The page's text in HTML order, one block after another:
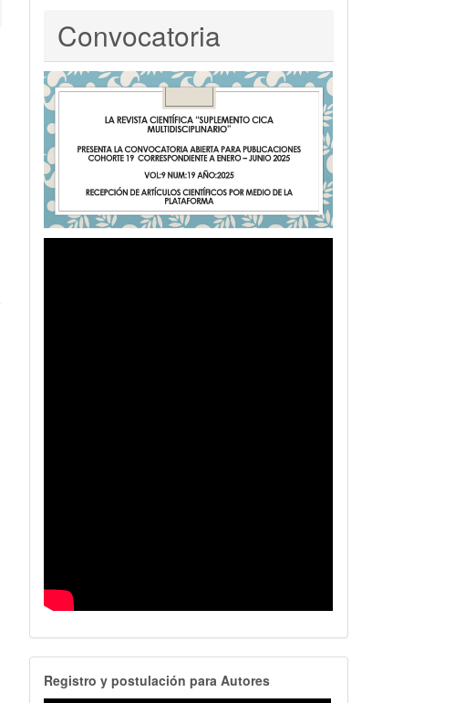
Convocatoria
Convocatoria
RegistroAutores
Registro y postulación para Autores